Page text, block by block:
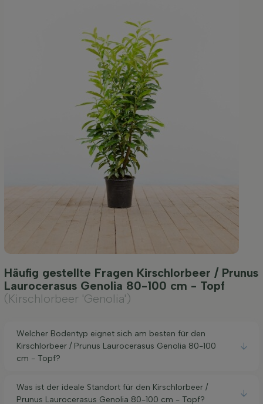
Häufig gestellte Fragen Kirschlorbeer / Prunus
Laurocerasus Genolia 80-100 cm - Topf
(Kirschlorbeer 'Genolia')
Welcher Bodentyp eignet sich am besten für den
Kirschlorbeer / Prunus Laurocerasus Genolia 80-100
cm - Topf?
Was ist der ideale Standort für den Kirschlorbeer /
Prunus Laurocerasus Genolia 80-100 cm - Topf?